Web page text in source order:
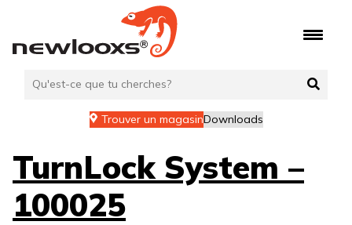
contenu
Trouver un magasinDownloads
TurnLock System –
100025